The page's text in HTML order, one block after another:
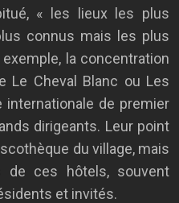
« les lieux les plus
connus mais les plus
la concentration
Le Cheval Blanc ou Les
de premier
dirigeants. Leur point
du village, mais
ces hôtels, souvent
et invités.